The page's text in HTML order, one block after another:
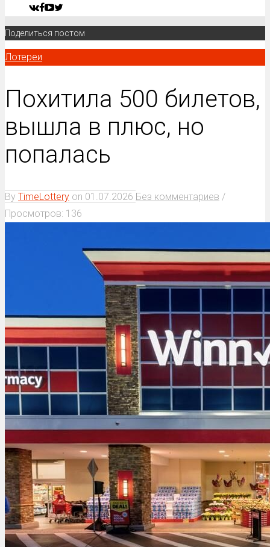
Поделиться постом
Лотереи
Похитила 500 билетов,
вышла в плюс, но
попалась
By TimeLottery on 01.07.2026 Без комментариев /
Просмотров: 136